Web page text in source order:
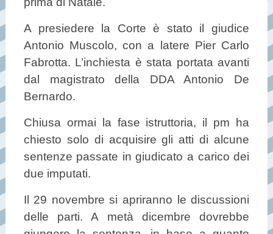
A presiedere la Corte è stato il giudice
Antonio Muscolo, con a latere Pier Carlo
Fabrotta. L’inchiesta è stata portata avanti
dal magistrato della DDA Antonio De
Bernardo.
Chiusa ormai la fase istruttoria, il pm ha
chiesto solo di acquisire gli atti di alcune
sentenze passate in giudicato a carico dei
due imputati.
Il 29 novembre si apriranno le discussioni
delle parti. A metà dicembre dovrebbe